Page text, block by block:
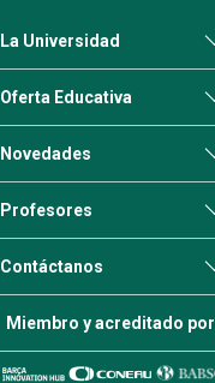
La Universidad
Oferta Educativa
Novedades
Profesores
Contáctanos
Miembro y acreditado por